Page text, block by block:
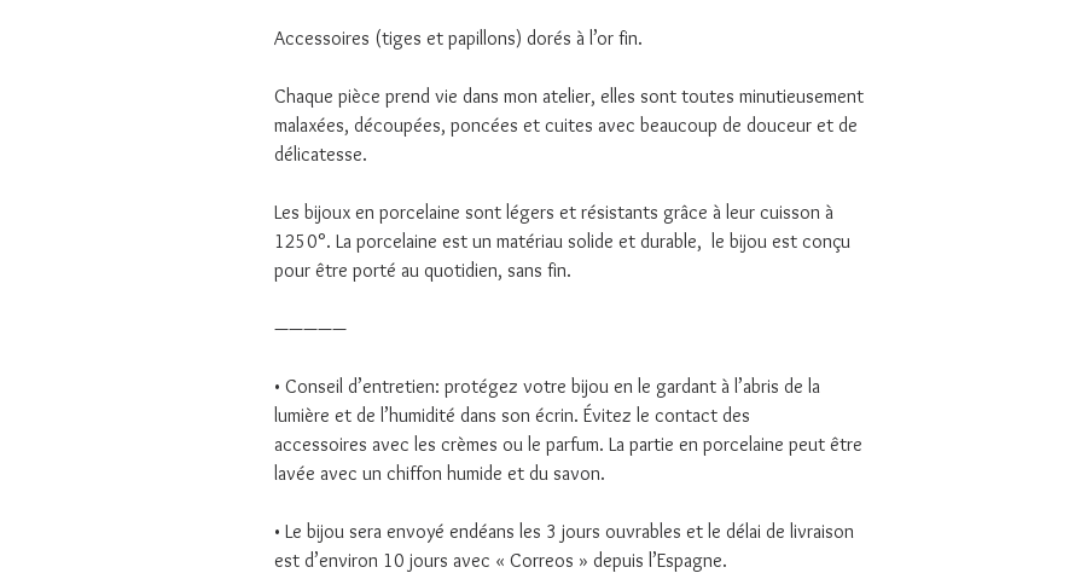
Accessoires (tiges et papillons) dorés à l’or fin.
Chaque pièce prend vie dans mon atelier, elles sont toutes minutieusement
malaxées, découpées, poncées et cuites avec beaucoup de douceur et de
délicatesse.
Les bijoux en porcelaine sont légers et résistants grâce à leur cuisson à
1250°. La porcelaine est un matériau solide et durable, le bijou est conçu
pour être porté au quotidien, sans fin.
—————
• Conseil d’entretien: protégez votre bijou en le gardant à l’abris de la
lumière et de l’humidité dans son écrin. Évitez le contact des
accessoires avec les crèmes ou le parfum. La partie en porcelaine peut être
lavée avec un chiffon humide et du savon.
• Le bijou sera envoyé endéans les 3 jours ouvrables et le délai de livraison
est d’environ 10 jours avec « Correos » depuis l’Espagne.